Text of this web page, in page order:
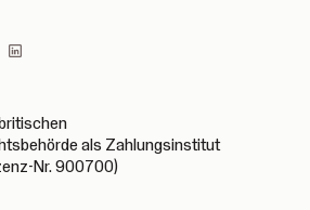
als Zahlungsinstitut
Nr. 900700)